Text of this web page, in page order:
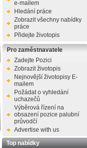
e-mailem
Hledání práce
Zobrazit všechny nabídky
práce
Přidejte životopis
Pro zaměstnavatele
Zadejte Pozici
Zobrazit životopis
Nejnovější životopisy E-
mailem
Požádat o vyhledání
uchazečů
Výběrová řízení na
obsazení pozice palubní
průvodčí
Advertise with us
Top nabídky